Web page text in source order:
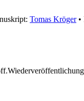
Tomas Kröger•